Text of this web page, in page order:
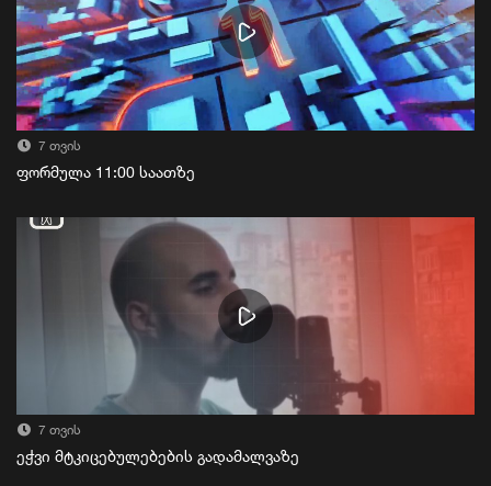
7 თვის
ფორმულა 11:00 საათზე
7 თვის
ეჭვი მტკიცებულებების გადამალვაზე